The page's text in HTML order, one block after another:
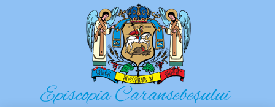
Episcopia Caransebeșului
Situl oficial al Episcopiei Caransebeșului